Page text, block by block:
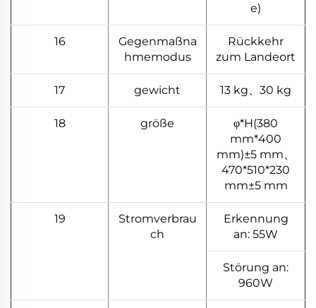
e)
16
Gegenmaßna
hmemodus
Rückkehr
zum Landeort
17 gewicht 13 kg、30 kg
18 größe
φ*H(380
mm*400
mm)±5 mm、
470*510*230
mm±5 mm
19
Stromverbrau
ch
Erkennung
an: 55W
Störung an:
960W